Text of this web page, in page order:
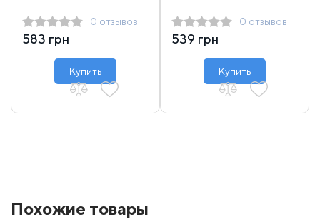
0 отзывов
583 грн
Купить
0 отзывов
539 грн
Купить
Похожие товары